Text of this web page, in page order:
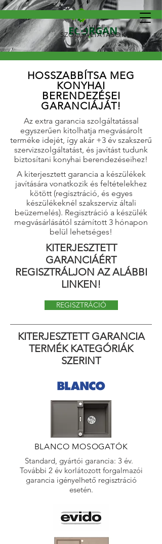
ECORGAN
SERVICE+
SZOLGÁLTATÁSOK
HOSSZABBÍTSA MEG
KONYHAI
BERENDEZÉSEI
GARANCIÁJÁT!
Az extra garancia szolgáltatással
egyszerűen kitolhatja megvásárolt
terméke idejét, így akár +3 év szakszerű
szervizszolgáltatást, és javítást tudunk
biztosítani konyhai berendezéseihez!
A kiterjesztett garancia a készülékek
javítására vonatkozik és feltételekhez
kötött (regisztráció, és egyes
készülékeknél szakszerviz általi
beüzemelés). Regisztráció a készülék
megvásárlásától számított 3 hónapon
belül lehetséges!
KITERJESZTETT
GARANCIÁÉRT
REGISZTRÁLJON AZ ALÁBBI
LINKEN!
REGISZTRÁCIÓ
KITERJESZTETT GARANCIA
TERMÉK KATEGÓRIÁK
SZERINT
BLANCO MOSOGATÓK
Standard, gyártói garancia: 3 év.
További 2 év korlátozott forgalmazói
garancia igényelhető regisztráció
esetén.